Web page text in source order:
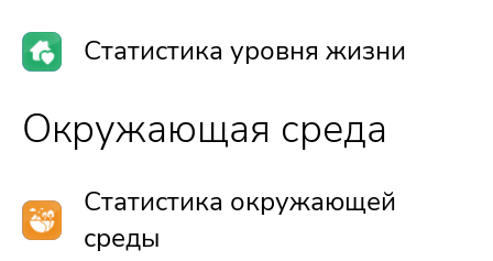
Статистика уровня жизни
Окружающая среда
Статистика окружающей
среды